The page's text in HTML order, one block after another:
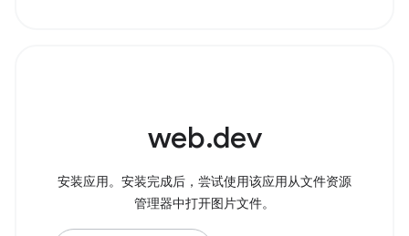
web.dev
安装应用。安装完成后，尝试使用该应用从文件资源
管理器中打开图片文件。